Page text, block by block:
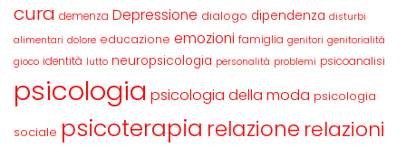
cura demenza Depressione dialogo dipendenza disturbi
alimentari dolore educazione emozioni famiglia genitori genitorialità
gioco identità lutto neuropsicologia personalità problemi psicoanalisi
psicologia psicologia della moda psicologia
sociale psicoterapia relazione relazioni